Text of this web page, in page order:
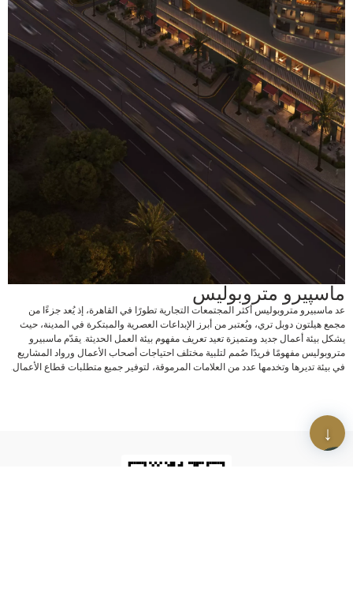
ماسپيرو متروبوليس
عد ماسبيرو متروبوليس أكثر المجتمعات التجارية تطورًا في القاهرة، إذ يُعد جزءًا من
مجمع هيلتون دوبل تري، ويُعتبر من أبرز الإبداعات العصرية والمبتكرة في المدينة، حيث
يشكل بيئة أعمال جديد ومتميزة تعيد تعريف مفهوم بيئة العمل الحديثة. يقدّم ماسبيرو
متروبوليس مفهومًا فريدًا صُمم لتلبية مختلف احتياجات أصحاب الأعمال ورواد المشاريع
في بيئة تديرها وتخدمها عدد من العلامات المرموقة، لتوفير جميع متطلبات قطاع الأعمال.